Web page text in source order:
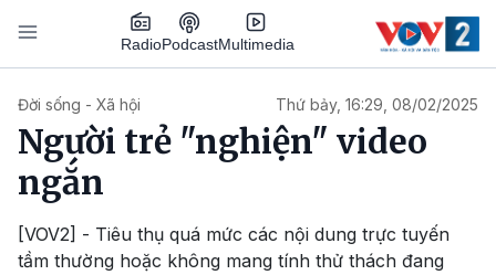
Nhảy đến nội dung
RadioPodcastMultimedia
Đời sống - Xã hội Thứ bảy, 16:29, 08/02/2025
Người trẻ "nghiện" video
ngắn
[VOV2] - Tiêu thụ quá mức các nội dung trực tuyến
tầm thường hoặc không mang tính thử thách đang